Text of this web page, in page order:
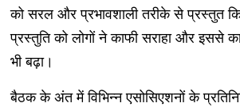
को सरल और प्रभावशाली तरीके से प्रस्तुत
प्रस्तुति को लोगों ने काफी सराहा और इससे
भी बढ़ा।
बैठक के अंत में विभिन्न एसोसिएशनों के